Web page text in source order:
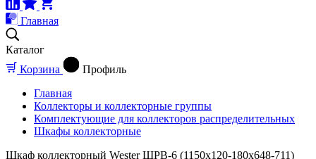
Главная
Каталог
Корзина
Профиль
Главная
Коллекторы и коллекторные группы
Комплектующие для коллекторов распределительных
Шкафы коллекторные
Шкаф коллекторный Wester ШРВ-6 (1150х120-180х648-711)